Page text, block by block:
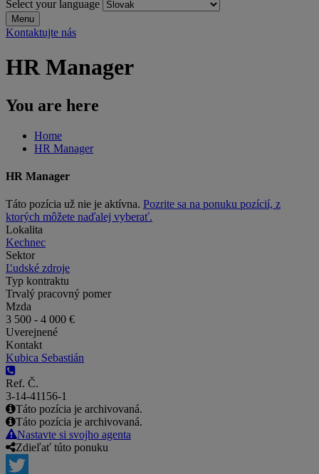
Select your language
Menu
Kontaktujte nás
HR Manager
You are here
Home
HR Manager
HR Manager
Táto pozícia už nie je aktívna. Pozrite sa na ponuku pozícií, z
ktorých môžete naďalej vyberať.
Lokalita
Kechnec
Sektor
Ľudské zdroje
Typ kontraktu
Trvalý pracovný pomer
Mzda
3 500 - 4 000 €
Uverejnené
Kontakt
Kubica Sebastián
Ref. Č.
3-14-41156-1
Táto pozícia je archivovaná.
Táto pozícia je archivovaná.
Nastavte si svojho agenta
Zdieľať túto ponuku